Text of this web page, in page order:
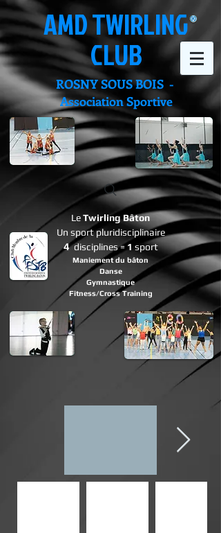
AMD TWIRLING
CLUB
ROSNY SOUS BOIS -
Association Sportive
LeTwirling Bâton
Un sport pluridisciplinaire
4disciplines =1 sport
Maniement du bâton
Danse
Gymnastique
Fitness/Cross Training